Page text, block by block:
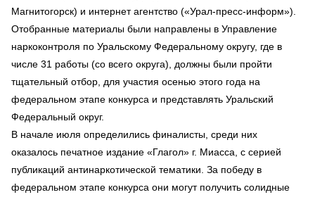
Магнитогорск) и интернет агентство («Урал-пресс-информ»).
Отобранные материалы были направлены в Управление
наркоконтроля по Уральскому Федеральному округу, где в
числе 31 работы (со всего округа), должны были пройти
тщательный отбор, для участия осенью этого года на
федеральном этапе конкурса и представлять Уральский
Федеральный округ.
В начале июля определились финалисты, среди них
оказалось печатное издание «Глагол» г. Миасса, с серией
публикаций антинаркотической тематики. За победу в
федеральном этапе конкурса они могут получить солидные